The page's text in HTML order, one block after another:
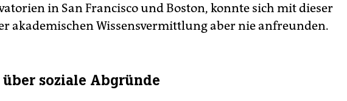
in San Francisco und Boston, konnte sich mit dieser
akademischen Wissensvermittlung aber nie anfreunden.
über soziale Abgründe